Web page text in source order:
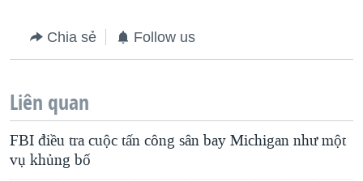
Chia sẻ Follow us
Liên quan
FBI điều tra cuộc tấn công sân bay Michigan như một
vụ khủng bố